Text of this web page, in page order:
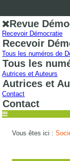
Revue
Recevoir Démocratie
Recevoir
Tous les numéros de
Tous les
Autrices et Auteurs
Autrices et
Contact
Contact
Vous êtes ici :